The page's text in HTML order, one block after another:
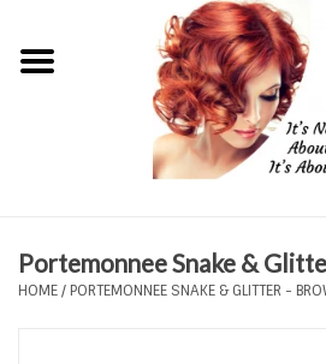
Just for Him
Plus Size Sieraden
Portemonnee Snake &
HOME/ PORTEMONNEE SNAKE & GLITTER -